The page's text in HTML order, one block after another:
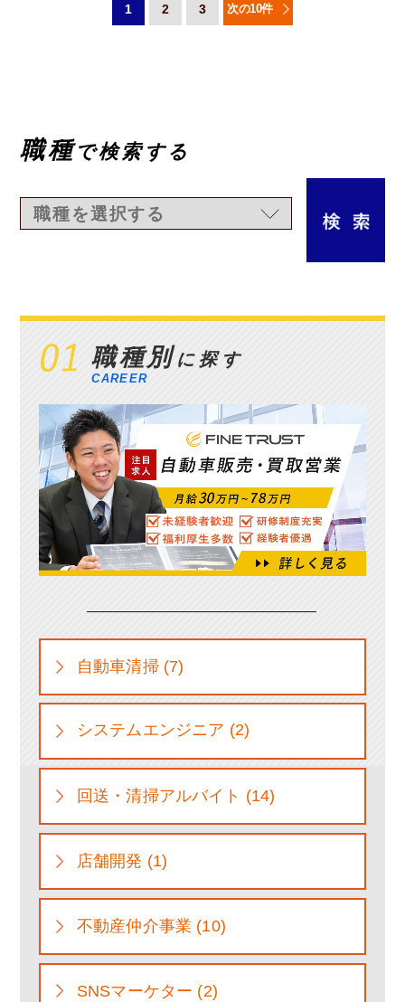
1 2 3 次の10件
職種で検索する
職種別に探す
CAREER
自動車清掃 (7)
システムエンジニア (2)
回送・清掃アルバイト (14)
店舗開発 (1)
不動産仲介事業 (10)
SNSマーケター (2)